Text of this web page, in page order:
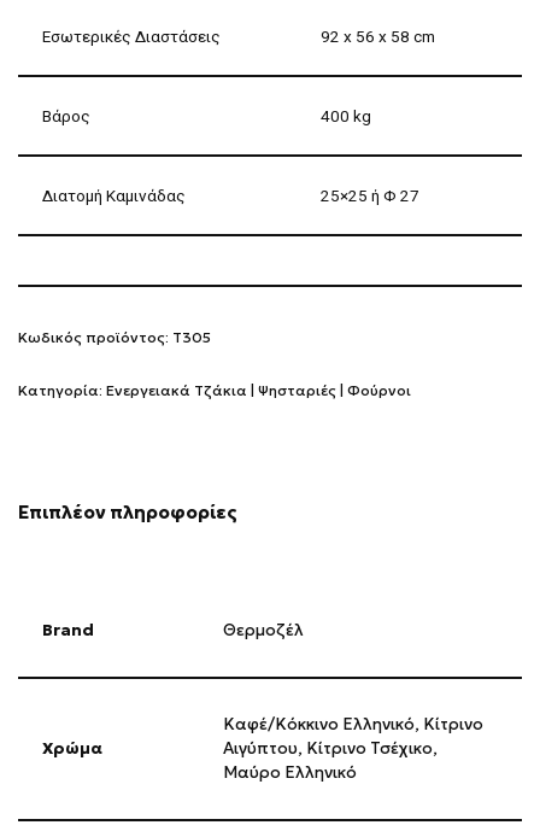
Εσωτερικές Διαστάσεις 92 x 56 x 58 cm
Βάρος 400 kg
Διατομή Καμινάδας 25×25 ή Φ 27
Κωδικός προϊόντος: T305
Κατηγορία: Ενεργειακά Τζάκια | Ψησταριές | Φούρνοι
Επιπλέον πληροφορίες
Brand Θερμοζέλ
Χρώμα
Καφέ/Κόκκινο Ελληνικό, Κίτρινο
Αιγύπτου, Κίτρινο Τσέχικο,
Μαύρο Ελληνικό